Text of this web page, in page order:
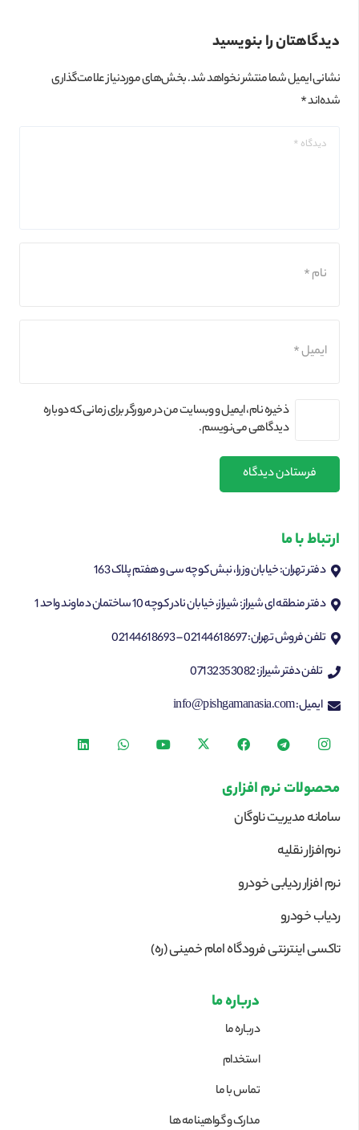
دیدگاهتان را بنویسید
نشانی ایمیل شما منتشر نخواهد شد.بخش‌های موردنیاز علامت‌گذاری
شده‌اند*
ذخیره نام، ایمیل و وبسایت من در مرورگر برای زمانی که دوباره
دیدگاهی می‌نویسم.
فرستادن دیدگاه
ارتباط با ما
دفتر تهران: خیابان وزرا، نبش کوچه سی و هفتم پلاک 163
دفتر منطقه ای شیراز: شیراز، خیابان نادر کوچه 10 ساختمان دماوند واحد 1
تلفن فروش تهران: 02144618697 – 02144618693
تلفن دفتر شیراز: 07132353082
ایمیل: info@pishgamanasia.com
محصولات نرم افزاری
سامانه مدیریت ناوگان
نرم‌افزار نقلیه
نرم افزار ردیابی خودرو
ردیاب خودرو
تاکسی اینترنتی فرودگاه امام خمینی (ره)
درباره ما
درباره ما
استخدام
تماس با ما
مدارک و گواهینامه ها